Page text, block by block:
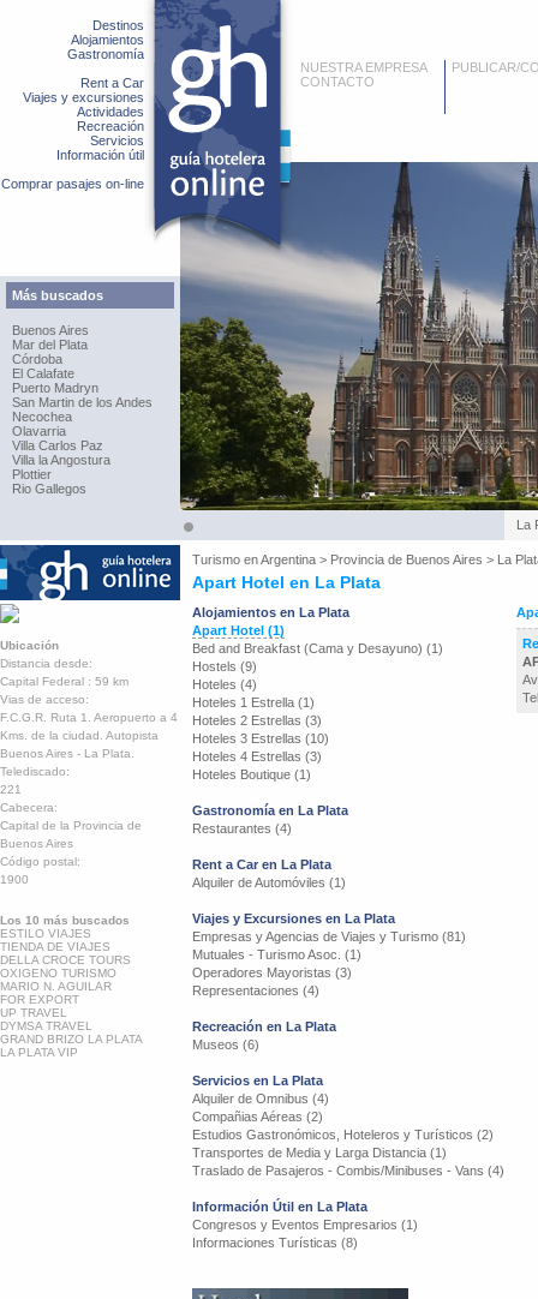
Destinos
Alojamientos
Gastronomía
Rent a Car
Viajes y excursiones
Actividades
Recreación
Servicios
Información útil
Comprar pasajes on-line
Más buscados
Buenos Aires
Mar del Plata
Córdoba
El Calafate
Puerto Madryn
San Martin de los Andes
Necochea
Olavarria
Villa Carlos Paz
Villa la Angostura
Plottier
Rio Gallegos
NUESTRA EMPRESA
CONTACTO
PUBLICAR/
La
Turismo enArgentina > Provincia de Buenos Aires > La
Apart Hotel en La Plata
Ubicación
Distancia desde:
Capital Federal : 59 km
Vias de acceso:
F.C.G.R. Ruta 1. Aeropuerto a 4
Kms. de la ciudad. Autopista
Buenos Aires - La Plata.
Telediscado:
221
Cabecera:
Capital de la Provincia de
Buenos Aires
Código postal:
1900
Los 10 más buscados
ESTILO VIAJES
TIENDA DE VIAJES
DELLA CROCE TOURS
OXIGENO TURISMO
MARIO N. AGUILAR
FOR EXPORT
UP TRAVEL
DYMSA TRAVEL
GRAND BRIZO LA PLATA
LA PLATA VIP
Alojamientos en La Plata
Apart Hotel (1)
Bed and Breakfast (Cama y Desayuno) (1)
Hostels (9)
Hoteles (4)
Hoteles 1 Estrella (1)
Hoteles 2 Estrellas (3)
Hoteles 3 Estrellas (10)
Hoteles 4 Estrellas (3)
Hoteles Boutique (1)
Gastronomía en La Plata
Restaurantes (4)
Rent a Car en La Plata
Alquiler de Automóviles (1)
Viajes y Excursiones en La Plata
Empresas y Agencias de Viajes y Turismo (81)
Mutuales - Turismo Asoc. (1)
Operadores Mayoristas (3)
Representaciones (4)
Recreación en La Plata
Museos (6)
Servicios en La Plata
Alquiler de Omnibus (4)
Compañias Aéreas (2)
Estudios Gastronómicos, Hoteleros y Turísticos (2)
Transportes de Media y Larga Distancia (1)
Traslado de Pasajeros - Combis/Minibuses - Vans (4)
Información Útil en La Plata
Congresos y Eventos Empresarios (1)
Informaciones Turísticas (8)